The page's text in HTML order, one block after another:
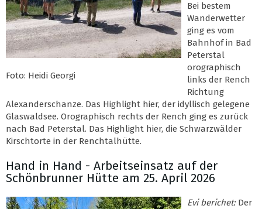
Foto: Heidi Georgi
Bei bestem
Wanderwetter
ging es vom
Bahnhof in Bad
Peterstal
orographisch
links der Rench
Richtung
Alexanderschanze. Das Highlight hier, der idyllisch gelegene
Glaswaldsee. Orographisch rechts der Rench ging es zurück
nach Bad Peterstal. Das Highlight hier, die Schwarzwälder
Kirschtorte in der Renchtalhütte.
Hand in Hand - Arbeitseinsatz auf der
Schönbrunner Hütte am 25. April 2026
Evi berichet: Der